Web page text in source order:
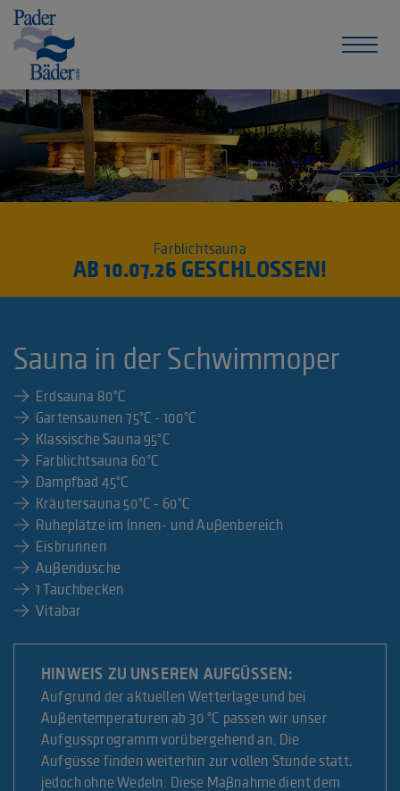
Farblichtsauna
AB 10.07.26 GESCHLOSSEN!
Sauna in der Schwimmoper
Erdsauna 80°C
Gartensaunen 75°C - 100°C
Klassische Sauna 95°C
Farblichtsauna 60°C
Dampfbad 45°C
Kräutersauna 50°C - 60°C
Ruheplätze im Innen- und Außenbereich
Eisbrunnen
Außendusche
1 Tauchbecken
Vitabar
HINWEIS ZU UNSEREN AUFGÜSSEN:
Aufgrund der aktuellen Wetterlage und bei
Außentemperaturen ab 30 °C passen wir unser
Aufgussprogramm vorübergehend an. Die
Aufgüsse finden weiterhin zur vollen Stunde statt,
jedoch ohne Wedeln. Diese Maßnahme dient dem